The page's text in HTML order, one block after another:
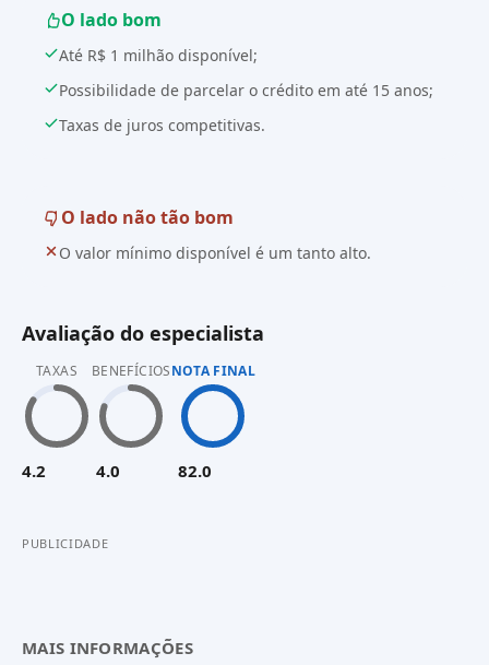
O lado bom
Até R$ 1 milhão disponível;
Possibilidade de parcelar o crédito em até 15 anos;
Taxas de juros competitivas.
O lado não tão bom
O valor mínimo disponível é um tanto alto.
Avaliação do especialista
TAXAS
4.2
BENEFÍCIOS
4.0
NOTA FINAL
82.0
PUBLICIDADE
MAIS INFORMAÇÕES